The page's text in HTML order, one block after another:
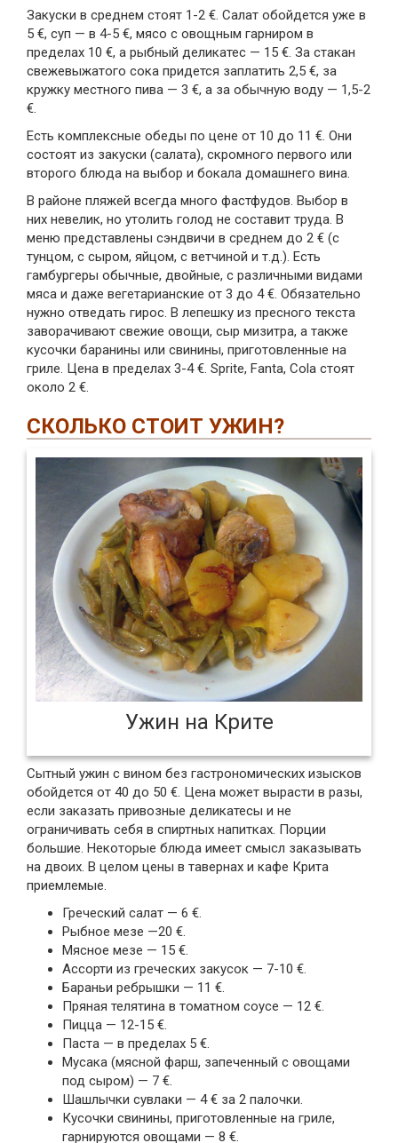
Закуски в среднем стоят 1-2 €. Салат обойдется уже в
5 €, суп — в 4-5 €, мясо с овощным гарниром в
пределах 10 €, а рыбный деликатес — 15 €. За стакан
свежевыжатого сока придется заплатить 2,5 €, за
кружку местного пива — 3 €, а за обычную воду — 1,5-2
€.
Есть комплексные обеды по цене от 10 до 11 €. Они
состоят из закуски (салата), скромного первого или
второго блюда на выбор и бокала домашнего вина.
В районе пляжей всегда много фастфудов. Выбор в
них невелик, но утолить голод не составит труда. В
меню представлены сэндвичи в среднем до 2 € (с
тунцом, с сыром, яйцом, с ветчиной и т.д.). Есть
гамбургеры обычные, двойные, с различными видами
мяса и даже вегетарианские от 3 до 4 €. Обязательно
нужно отведать гирос. В лепешку из пресного текста
заворачивают свежие овощи, сыр мизитра, а также
кусочки баранины или свинины, приготовленные на
гриле. Цена в пределах 3-4 €. Sprite, Fanta, Cola стоят
около 2 €.
СКОЛЬКО СТОИТ УЖИН?
Ужин на Крите
Сытный ужин с вином без гастрономических изысков
обойдется от 40 до 50 €. Цена может вырасти в разы,
если заказать привозные деликатесы и не
ограничивать себя в спиртных напитках. Порции
большие. Некоторые блюда имеет смысл заказывать
на двоих. В целом цены в тавернах и кафе Крита
приемлемые.
Греческий салат — 6 €.
Рыбное мезе —20 €.
Мясное мезе — 15 €.
Ассорти из греческих закусок — 7-10 €.
Бараньи ребрышки — 11 €.
Пряная телятина в томатном соусе — 12 €.
Пицца — 12-15 €.
Паста — в пределах 5 €.
Мусака (мясной фарш, запеченный с овощами
под сыром) — 7 €.
Шашлычки сувлаки — 4 € за 2 палочки.
Кусочки свинины, приготовленные на гриле,
гарнируются овощами — 8 €.